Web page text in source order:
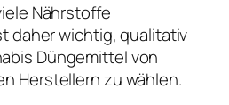
Nährstoffe
daher wichtig, qualitativ
Düngemittel von
Herstellern zu wählen.